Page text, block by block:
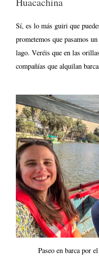
Sí, es lo más guiri que
prometemos que pasamos
lago. Veréis que en las
compañías que alquilan
Paseo en barca por